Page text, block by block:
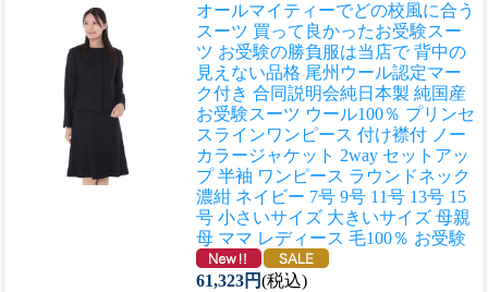
オールマイティーでどの校風に合う
スーツ 買って良かったお受験スー
ツ お受験の勝負服は当店で 背中の
見えない品格 尾州ウール認定マー
ク付き 合同説明会純日本製 純国産
お受験スーツ ウール100％ プリンセ
スラインワンピース 付け襟付 ノー
カラージャケット 2way セットアッ
プ 半袖 ワンピース ラウンドネック
濃紺 ネイビー 7号 9号 11号 13号 15
号 小さいサイズ 大きいサイズ 母親
母 ママ レディース 毛100％ お受験
61,323円(税込)